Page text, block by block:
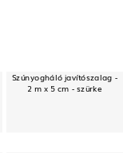
Szúnyogháló javítószalag -
2 m x 5 cm - szürke